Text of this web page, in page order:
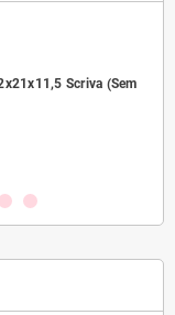
Scriva (Sem